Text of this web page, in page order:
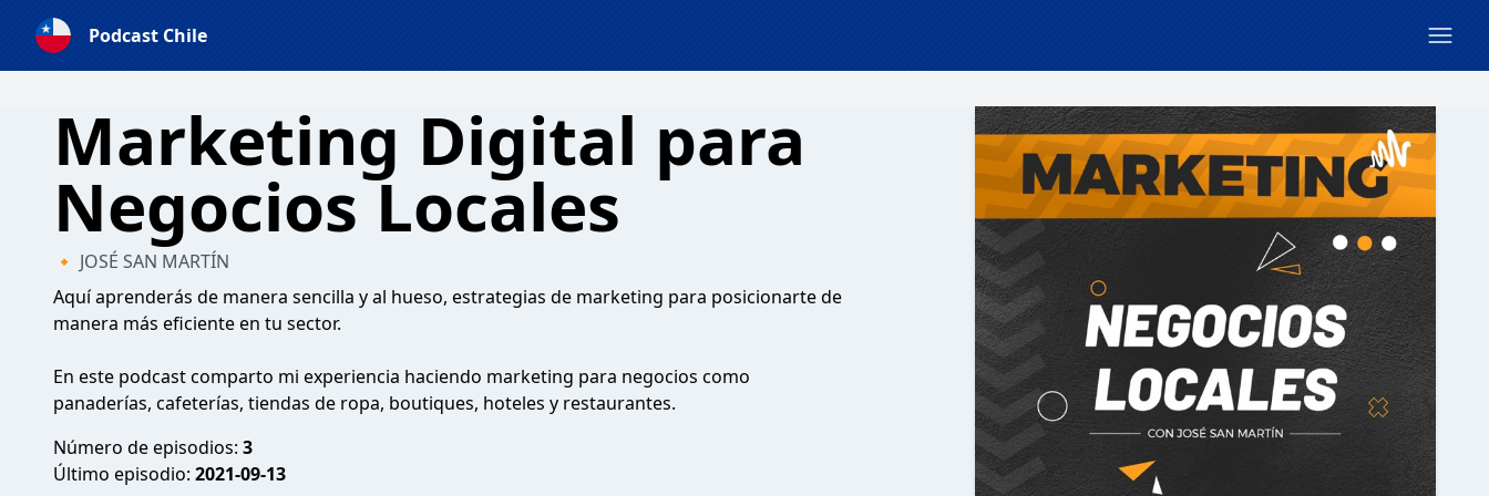
Podcast Chile
Marketing Digital para
Negocios Locales
🔸 JOSÉ SAN MARTÍN
Aquí aprenderás de manera sencilla y al hueso, estrategias de marketing para posicionarte de
manera más eficiente en tu sector.
En este podcast comparto mi experiencia haciendo marketing para negocios como
panaderías, cafeterías, tiendas de ropa, boutiques, hoteles y restaurantes.
Número de episodios: 3
Último episodio: 2021-09-13